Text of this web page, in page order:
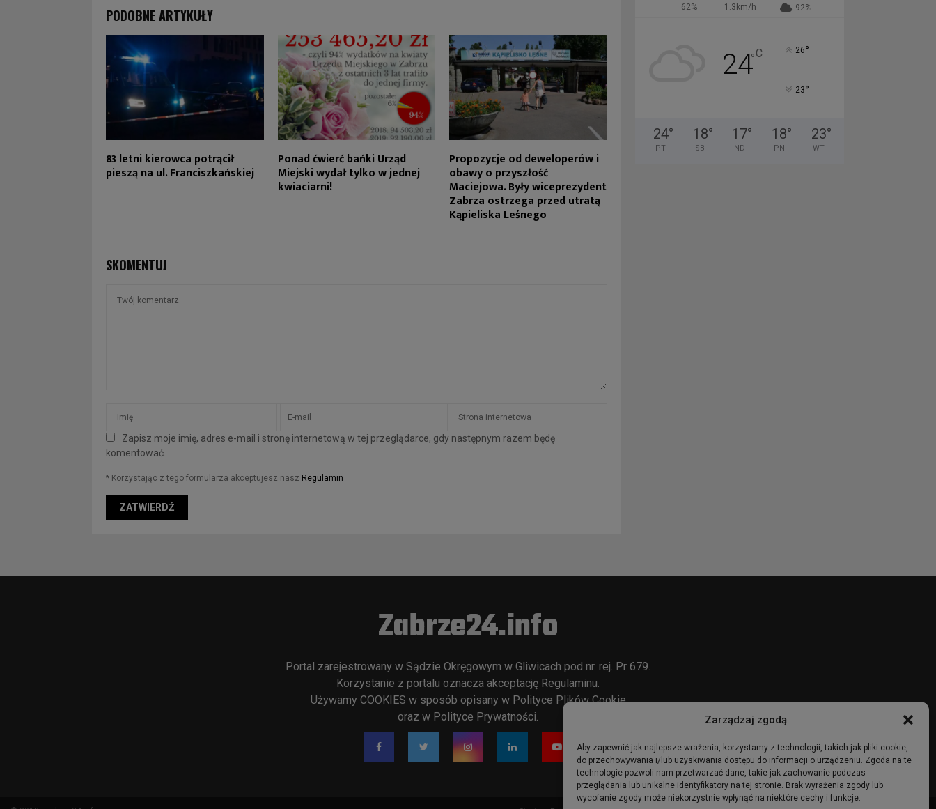
Zarządzaj zgodą
Aby zapewnić jak najlepsze wrażenia, korzystamy z technologii, takich jak pliki cookie,
do przechowywania i/lub uzyskiwania dostępu do informacji o urządzeniu. Zgoda na te
technologie pozwoli nam przetwarzać dane, takie jak zachowanie podczas
przeglądania lub unikalne identyfikatory na tej stronie. Brak wyrażenia zgody lub
wycofanie zgody może niekorzystnie wpłynąć na niektóre cechy i funkcje.
PODOBNE ARTYKUŁY
83 letni kierowca potrącił
pieszą na ul. Franciszkańskiej
Ponad ćwierć bańki Urząd
Miejski wydał tylko w jednej
kwiaciarni!
Propozycje od deweloperów i
obawy o przyszłość
Maciejowa. Były wiceprezydent
Zabrza ostrzega przed utratą
Kąpieliska Leśnego
SKOMENTUJ
Zapisz moje imię, adres e-mail i stronę internetową w tej przeglądarce, gdy następnym razem będę
komentować.
* Korzystając z tego formularza akceptujesz nasz Regulamin
62% 1.3km/h 92%
24°C 26°
23°
24°
PT
18°
SB
17°
ND
18°
PN
23°
WT
Zabrze24.info
Portal zarejestrowany w Sądzie Okręgowym w Gliwicach pod nr. rej. Pr 679.
Korzystanie z portalu oznacza akceptację Regulaminu
Używamy COOKIES w sposób opisany w Polityce Plików Cookie
oraz w Polityce Prywatności